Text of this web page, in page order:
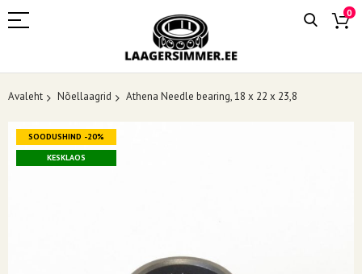
0
Avaleht Nõellaagrid Athena Needle bearing, 18 x 22 x 23,8
Skip
the
end
SOODUSHIND -20%
KESKLAOS